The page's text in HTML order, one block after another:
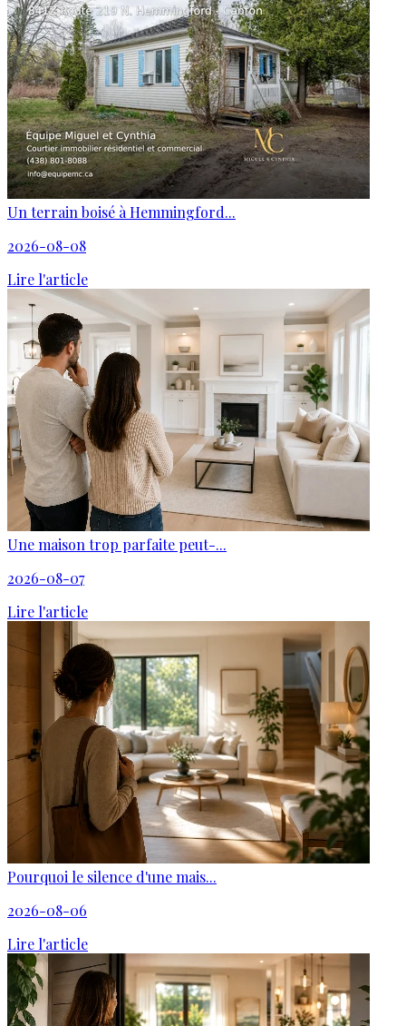
Un terrain boisé à Hemmingford...
2026-08-08
Lire l'article
Une maison trop parfaite peut-...
2026-08-07
Lire l'article
Pourquoi le silence d'une mais...
2026-08-06
Lire l'article